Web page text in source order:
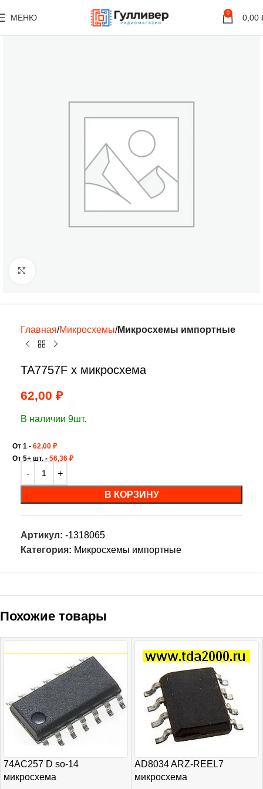
МЕНЮ 0 0,00
Главная Микросхемы Микросхемы импортные
TA7757F х микросхема
62,00 ₽
В наличии 9шт.
От 1 - 62,00 ₽
От 5+ шт. - 56,36 ₽
В КОРЗИНУ
Артикул: -1318065
Категория: Микросхемы импортные
Похожие товары
74AC257 D so-14
микросхема
AD8034 ARZ-REEL7
микросхема